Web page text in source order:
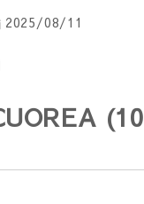
2025/08/11